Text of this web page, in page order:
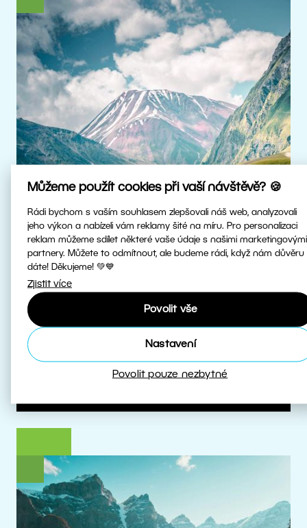
Můžeme použít cookies při vaší návštěvě? 🍪
Rádi bychom s vaším souhlasem zlepšovali náš web, analyzovali
jeho výkon a nabízeli vám reklamy šité na míru. Pro personalizaci
reklam můžeme sdílet některé vaše údaje s našimi marketingovými
partnery. Můžete to odmítnout, ale budeme rádi, když nám důvěru
dáte! Děkujeme! 💚💙
Zjistit více
Povolit vše
Nastavení
Povolit pouze nezbytné
Skutečné HDR
Upravujte HDR fotky v nejvyšší kvalitě.
Patříme mezi první fotoeditory na světě,
Více o HDR